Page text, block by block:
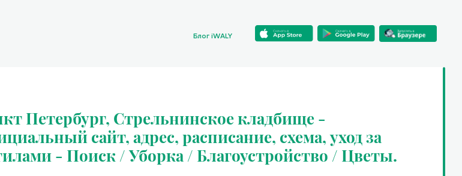
Блог iWALY
Петербург, Стрельнинское кладбище -
сайт, адрес, расписание, схема, уход за
- Поиск / Уборка / Благоустройство / Цветы.